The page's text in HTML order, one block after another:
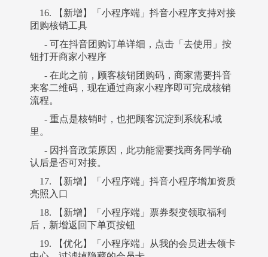
16. 【新增】「小程序端」抖音小程序支持对接
团购核销工具
- 可在抖音团购订单详细，点击「去使用」按
钮打开商家小程序
- 在此之前，顾客核销团购码，商家需要抖音
来客二维码，现在通过商家小程序即可完成核销
流程。
- 重点是核销时，也把顾客沉淀到系统私域
里。
- 因抖音政策原因，此功能需要找商务同学确
认后是否可对接。
17. 【新增】「小程序端」抖音小程序增加资质
亮照入口
18. 【新增】「小程序端」票券裂变领取福利
后，新增返回下单页按钮
19. 【优化】「小程序端」从我的会员进去领卡